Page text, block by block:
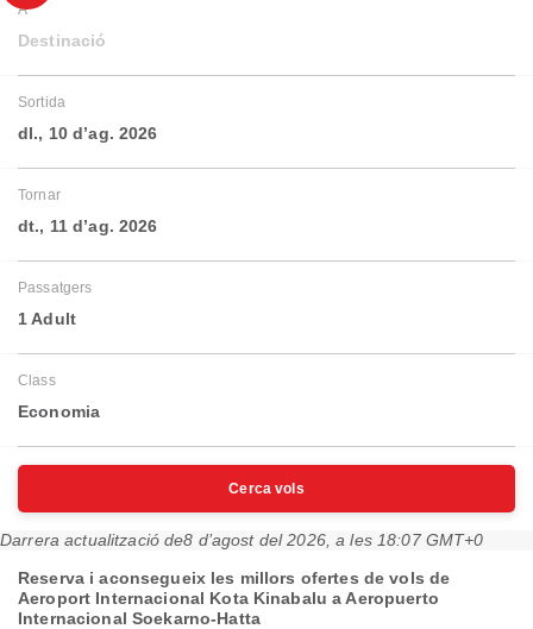
A
Destinació
Sortida
dl., 10 d’ag. 2026
Tornar
dt., 11 d’ag. 2026
Passatgers
1 Adult
Class
Economia
Cerca vols
Darrera actualització de8 d’agost del 2026, a les 18:07 GMT+0
Reserva i aconsegueix les millors ofertes de vols de
Aeroport Internacional Kota Kinabalu a Aeropuerto
Internacional Soekarno-Hatta